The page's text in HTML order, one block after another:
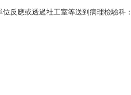
反應或透過社工室等送到病理檢驗科：